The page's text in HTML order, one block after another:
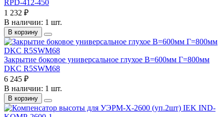
RPD-412-450
1 232 ₽
В наличии: 1 шт.
В корзину
Закрытие боковое универсальное глухое В=600мм Г=800мм
DKC R5SWM68
6 245 ₽
В наличии: 1 шт.
В корзину